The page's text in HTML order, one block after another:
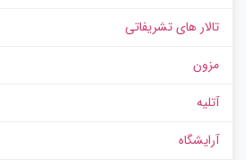
تالار های تشریفاتی
مزون
آتلیه
آرایشگاه